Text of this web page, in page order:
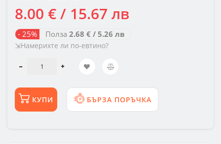
8.00 € / 15.67 лв
- 25% Полза 2.68 € / 5.26 лв
⇲Намерихте ли по-евтино?
КУПИ БЪРЗА ПОРЪЧКА